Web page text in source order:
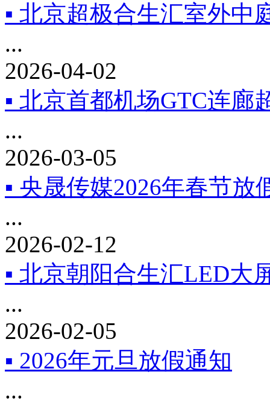
▪ 北京超极合生汇室外中
...
2026-04-02
▪ 北京首都机场GTC连廊
...
2026-03-05
▪ 央晟传媒2026年春节放
...
2026-02-12
▪ 北京朝阳合生汇LED大
...
2026-02-05
▪ 2026年元旦放假通知
...